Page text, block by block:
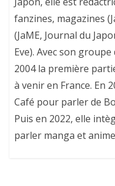
fanzines, magazines
(JaME, Journal du
Eve). Avec son
2004 la première
à venir en France. En
Café pour parler de
Puis en 2022, elle
parler manga et